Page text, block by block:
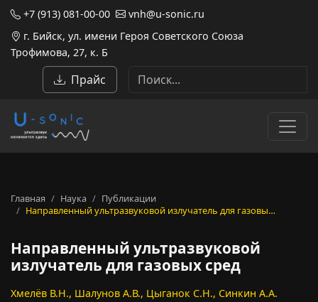
+7 (913) 081-00-00
vnh@u-sonic.ru
г. Бийск, ул. имени Героя Советского Союза
Трофимова, 27, к. Б
Прайс
Главная Наука
Публикации
Направленный ультразвуковой излучатель для газовы…
Направленный ультразвуковой
излучатель для газовых сред
Хмелёв В.Н., Шалунов А.В., Цыганок С.Н., Синкин А.А.